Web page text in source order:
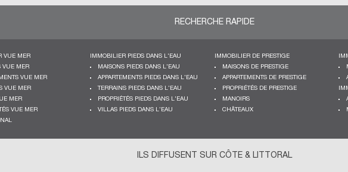
RECHERCHE RAPIDE
VUE MER
VUE MER
VUE MER
VUE MER
MER
VUE MER
IMMOBILIER PIEDS DANS L'EAU
MAISONS PIEDS DANS L'EAU
APPARTEMENTS PIEDS DANS L'EAU
TERRAINS PIEDS DANS L'EAU
PROPRIÉTÉS PIEDS DANS L'EAU
VILLAS PIEDS DANS L'EAU
IMMOBILIER DE PRESTIGE
MAISONS DE PRESTIGE
APPARTEMENTS DE PRESTIGE
PROPRIÉTÉS DE PRESTIGE
MANOIRS
CHÂTEAUX
ILS DIFFUSENT SUR CÔTE & LITTORAL